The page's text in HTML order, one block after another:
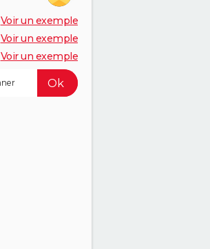
Voir un exemple
Voir un exemple
Voir un exemple